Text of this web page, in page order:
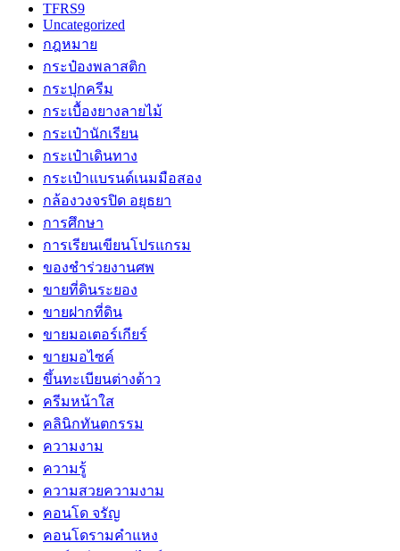
TFRS9
Uncategorized
กฎหมาย
กระป๋องพลาสติก
กระปุกครีม
กระเบื้องยางลายไม้
กระเป๋านักเรียน
กระเป๋าเดินทาง
กระเป๋าแบรนด์เนมมือสอง
กล้องวงจรปิด อยุธยา
การศึกษา
การเรียนเขียนโปรแกรม
ของชำร่วยงานศพ
ขายที่ดินระยอง
ขายฝากที่ดิน
ขายมอเตอร์เกียร์
ขายมอไซค์
ขึ้นทะเบียนต่างด้าว
ครีมหน้าใส
คลินิกทันตกรรม
ความงาม
ความรู้
ความสวยความงาม
คอนโด จรัญ
คอนโดรามคำแหง